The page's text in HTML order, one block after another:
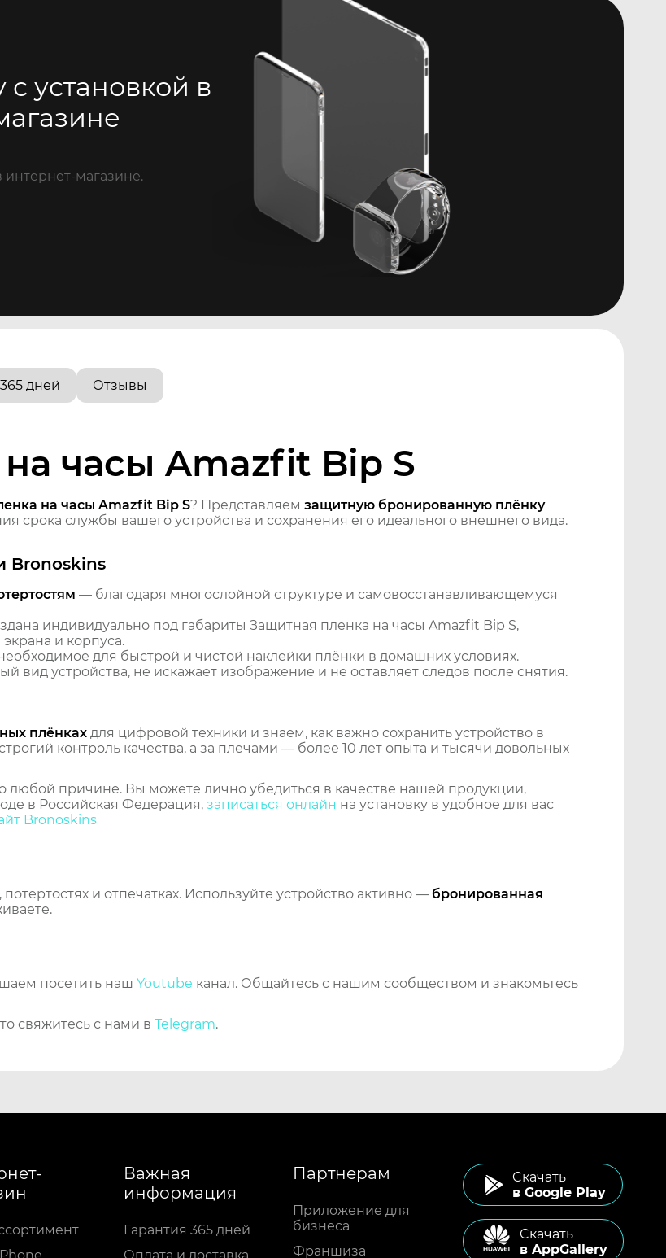
установкой в
магазине.
дней Отзывы
часы Amazfit Bip S
на часы Amazfit Bip S? Представляем защитную бронированную плёнку
срока службы вашего устройства и сохранения его идеального внешнего вида.
Bronoskins
— благодаря многослойной структуре и самовосстанавливающемуся
индивидуально под габариты Защитная пленка на часы Amazfit Bip S,
и корпуса.
для быстрой и чистой наклейки плёнки в домашних условиях.
вид устройства, не искажает изображение и не оставляет следов после снятия.
плёнках для цифровой техники и знаем, как важно сохранить устройство в
контроль качества, а за плечами — более 10 лет опыта и тысячи довольных
любой причине. Вы можете лично убедиться в качестве нашей продукции,
в Российская Федерация, записаться онлайн на установку в удобное для вас
Bronoskins
и отпечатках. Используйте устройство активно — бронированная
посетить наш Youtube канал. Общайтесь с нашим сообществом и знакомьтесь
свяжитесь с нами в Telegram.
Важная
информация
Гарантия 365 дней
Партнерам
Приложение для
бизнеса
Франшиза
Cкачать
в Google Play
Cкачать
в AppGallery